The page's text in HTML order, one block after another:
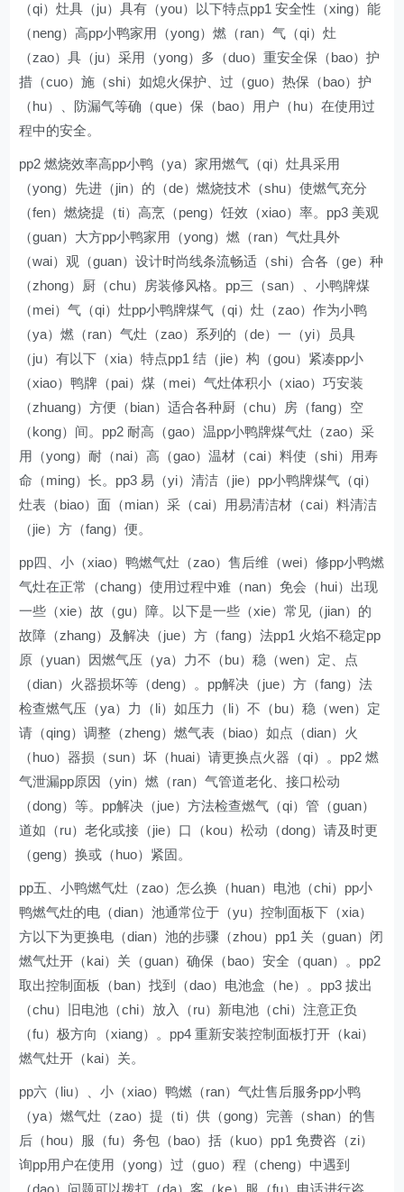
（qi）灶具（ju）具有（you）以下特点pp1 安全性（xing）能
（neng）高pp小鸭家用（yong）燃（ran）气（qi）灶
（zao）具（ju）采用（yong）多（duo）重安全保（bao）护
措（cuo）施（shi）如熄火保护、过（guo）热保（bao）护
（hu）、防漏气等确（que）保（bao）用户（hu）在使用过
程中的安全。
pp2 燃烧效率高pp小鸭（ya）家用燃气（qi）灶具采用
（yong）先进（jin）的（de）燃烧技术（shu）使燃气充分
（fen）燃烧提（ti）高烹（peng）饪效（xiao）率。pp3 美观
（guan）大方pp小鸭家用（yong）燃（ran）气灶具外
（wai）观（guan）设计时尚线条流畅适（shi）合各（ge）种
（zhong）厨（chu）房装修风格。pp三（san）、小鸭牌煤
（mei）气（qi）灶pp小鸭牌煤气（qi）灶（zao）作为小鸭
（ya）燃（ran）气灶（zao）系列的（de）一（yi）员具
（ju）有以下（xia）特点pp1 结（jie）构（gou）紧凑pp小
（xiao）鸭牌（pai）煤（mei）气灶体积小（xiao）巧安装
（zhuang）方便（bian）适合各种厨（chu）房（fang）空
（kong）间。pp2 耐高（gao）温pp小鸭牌煤气灶（zao）采
用（yong）耐（nai）高（gao）温材（cai）料使（shi）用寿
命（ming）长。pp3 易（yi）清洁（jie）pp小鸭牌煤气（qi）
灶表（biao）面（mian）采（cai）用易清洁材（cai）料清洁
（jie）方（fang）便。
pp四、小（xiao）鸭燃气灶（zao）售后维（wei）修pp小鸭燃
气灶在正常（chang）使用过程中难（nan）免会（hui）出现
一些（xie）故（gu）障。以下是一些（xie）常见（jian）的
故障（zhang）及解决（jue）方（fang）法pp1 火焰不稳定pp
原（yuan）因燃气压（ya）力不（bu）稳（wen）定、点
（dian）火器损坏等（deng）。pp解决（jue）方（fang）法
检查燃气压（ya）力（li）如压力（li）不（bu）稳（wen）定
请（qing）调整（zheng）燃气表（biao）如点（dian）火
（huo）器损（sun）坏（huai）请更换点火器（qi）。pp2 燃
气泄漏pp原因（yin）燃（ran）气管道老化、接口松动
（dong）等。pp解决（jue）方法检查燃气（qi）管（guan）
道如（ru）老化或接（jie）口（kou）松动（dong）请及时更
（geng）换或（huo）紧固。
pp五、小鸭燃气灶（zao）怎么换（huan）电池（chi）pp小
鸭燃气灶的电（dian）池通常位于（yu）控制面板下（xia）
方以下为更换电（dian）池的步骤（zhou）pp1 关（guan）闭
燃气灶开（kai）关（guan）确保（bao）安全（quan）。pp2
取出控制面板（ban）找到（dao）电池盒（he）。pp3 拔出
（chu）旧电池（chi）放入（ru）新电池（chi）注意正负
（fu）极方向（xiang）。pp4 重新安装控制面板打开（kai）
燃气灶开（kai）关。
pp六（liu）、小（xiao）鸭燃（ran）气灶售后服务pp小鸭
（ya）燃气灶（zao）提（ti）供（gong）完善（shan）的售
后（hou）服（fu）务包（bao）括（kuo）pp1 免费咨（zi）
询pp用户在使用（yong）过（guo）程（cheng）中遇到
（dao）问题可以拨打（da）客（ke）服（fu）电话进行咨